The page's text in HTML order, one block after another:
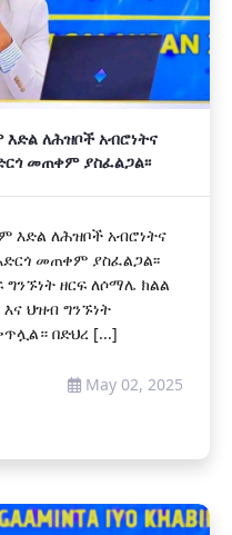
ለሕዝቦች አብሮነትና
መጠቀም ያስፈልጋል፡፡
ለሕዝቦች አብሮነትና
መጠቀም ያስፈልጋል፡፡
ዘርፍ ለሶማሌ ክልል
ህዝብ ግንኙነት
በድህረ [...]
May 02, 2025